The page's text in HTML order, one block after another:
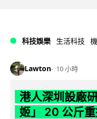
科技娛樂 生活科技
Lawton 10 小時
港人深圳設廠
姬」 20 公斤